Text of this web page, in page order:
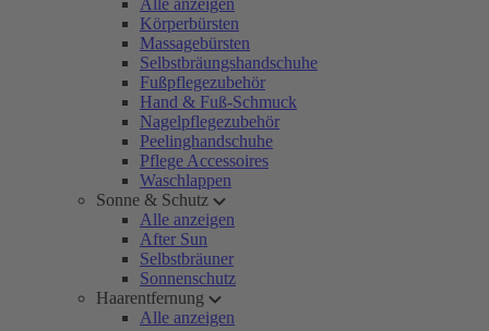
Alle anzeigen
Körperbürsten
Massagebürsten
Selbstbräungshandschuhe
Fußpflegezubehör
Hand & Fuß-Schmuck
Nagelpflegezubehör
Peelinghandschuhe
Pflege Accessoires
Waschlappen
Sonne & Schutz
Alle anzeigen
After Sun
Selbstbräuner
Sonnenschutz
Haarentfernung
Alle anzeigen